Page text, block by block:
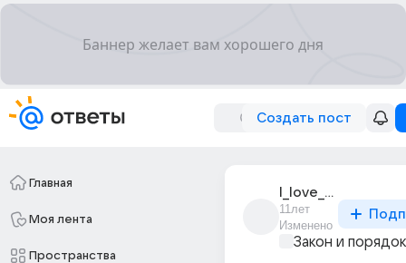
Создать пост
Главная
Моя лента
Пространства
l_love_you_pusher
11лет
Изменено
Закон и порядок